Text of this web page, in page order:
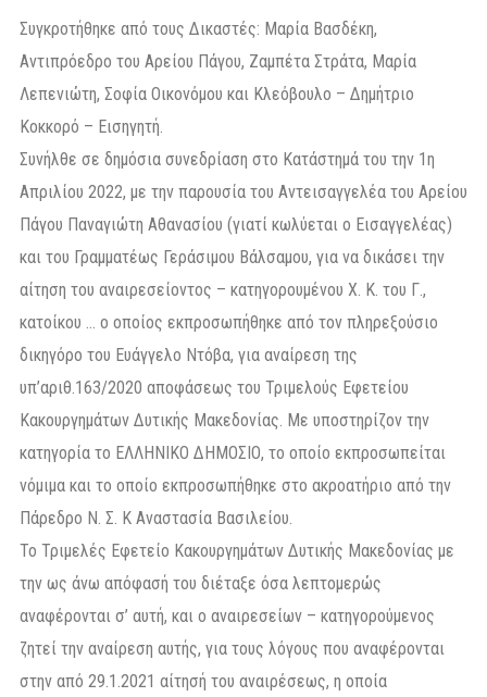
Συγκροτήθηκε από τους Δικαστές: Μαρία Βασδέκη,
Αντιπρόεδρο του Αρείου Πάγου, Ζαμπέτα Στράτα, Μαρία
Λεπενιώτη, Σοφία Οικονόμου και Κλεόβουλο – Δημήτριο
Κοκκορό – Εισηγητή.
Συνήλθε σε δημόσια συνεδρίαση στο Κατάστημά του την 1η
Απριλίου 2022, με την παρουσία του Αντεισαγγελέα του Αρείου
Πάγου Παναγιώτη Αθανασίου (γιατί κωλύεται ο Εισαγγελέας)
και του Γραμματέως Γεράσιμου Βάλσαμου, για να δικάσει την
αίτηση του αναιρεσείοντος – κατηγορουμένου Χ. Κ. του Γ.,
κατοίκου … ο οποίος εκπροσωπήθηκε από τον πληρεξούσιο
δικηγόρο του Ευάγγελο Ντόβα, για αναίρεση της
υπ’αριθ.163/2020 αποφάσεως του Τριμελούς Εφετείου
Κακουργημάτων Δυτικής Μακεδονίας. Με υποστηρίζον την
κατηγορία το ΕΛΛΗΝΙΚΟ ΔΗΜΟΣΙΟ, το οποίο εκπροσωπείται
νόμιμα και το οποίο εκπροσωπήθηκε στο ακροατήριο από την
Πάρεδρο Ν. Σ. Κ Αναστασία Βασιλείου.
Το Τριμελές Εφετείο Κακουργημάτων Δυτικής Μακεδονίας με
την ως άνω απόφασή του διέταξε όσα λεπτομερώς
αναφέρονται σ’ αυτή, και o αναιρεσείων – κατηγορούμενος
ζητεί την αναίρεση αυτής, για τους λόγους που αναφέρονται
στην από 29.1.2021 αίτησή του αναιρέσεως, η οποία